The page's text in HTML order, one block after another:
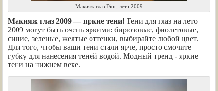
Макияж глаз Dior, лето 2009
Макияж глаз 2009 — яркие тени! Тени для глаз на лето
2009 могут быть очень яркими: бирюзовые, фиолетовые,
синие, зеленые, желтые оттенки, выбирайте любой цвет.
Для того, чтобы ваши тени стали ярче, просто смочите
губку для нанесения теней водой. Модный тренд - яркие
тени на нижнем веке.